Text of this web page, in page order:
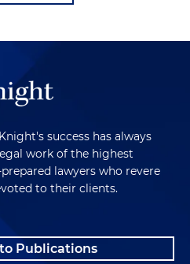
success has always
work of the highest
lawyers who revere
to their clients.
Publications